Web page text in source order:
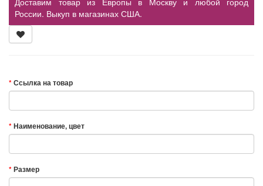
России. Выкуп в магазинах США.
Ссылка на товар
Наименование, цвет
Размер